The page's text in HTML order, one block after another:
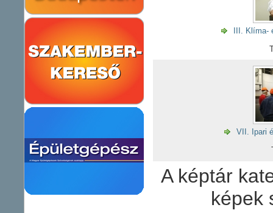
III. Klíma-
VII. Ipari
A képtár
képek